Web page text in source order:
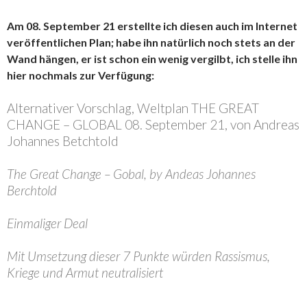
Am 08. September 21 erstellte ich diesen auch im Internet
veröffentlichen Plan; habe ihn natürlich noch stets an der
Wand hängen, er ist schon ein wenig vergilbt, ich stelle ihn
hier nochmals zur Verfügung:
Alternativer Vorschlag, Weltplan THE GREAT
CHANGE – GLOBAL 08. September 21, von Andreas
Johannes Betchtold
The Great Change – Gobal, by Andeas Johannes
Berchtold
Einmaliger Deal
Mit Umsetzung dieser 7 Punkte würden Rassismus,
Kriege und Armut neutralisiert